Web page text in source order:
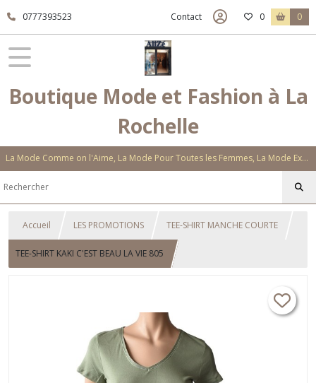
0777393523 Contact 0 0
Boutique Mode et Fashion à La
Rochelle
La Mode Comme on l'Aime, La Mode Pour Toutes les Femmes, La Mode Exclusive Aux Matières Et Couleurs Novatrices, La Mode Qui Vous Séduira
Accueil LES PROMOTIONS TEE-SHIRT MANCHE COURTE
TEE-SHIRT KAKI C'EST BEAU LA VIE 805